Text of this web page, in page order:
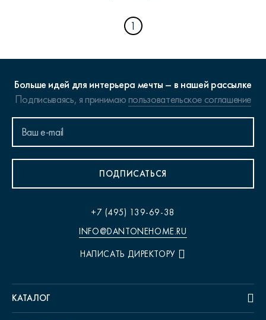
1
Больше идей для интерьера мечты – в нашей рассылке
Подписываясь, я принимаюпользовательское соглашение
ПОДПИСАТЬСЯ
+7 (495) 139-69-38
INFO@DANTONEHOME.RU
НАПИСАТЬ ДИРЕКТОРУ
КАТАЛОГ